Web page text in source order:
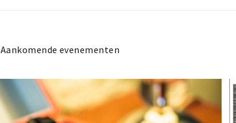
Aankomende evenementen